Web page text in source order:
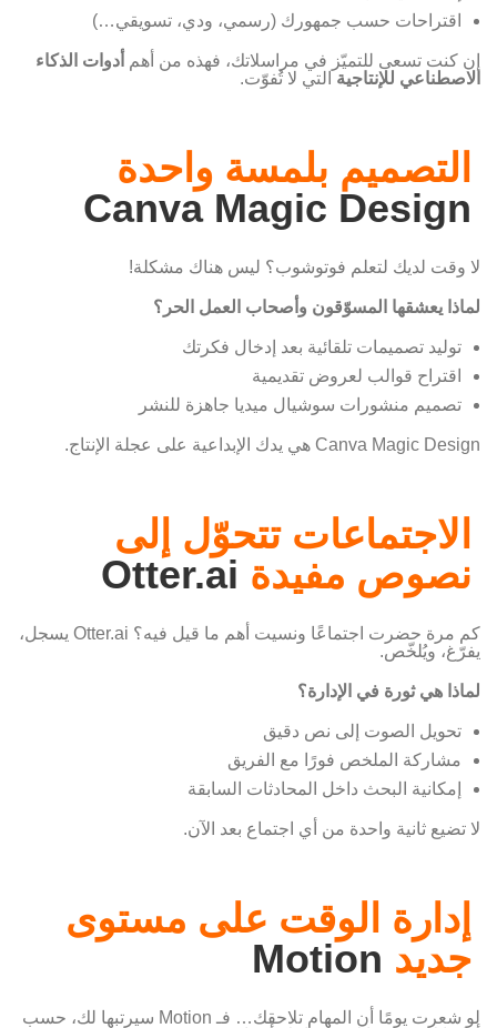
اقتراحات حسب جمهورك (رسمي، ودي، تسويقي…)
إن كنت تسعى للتميّز في مراسلاتك، فهذه من أهم أدوات الذكاء
الاصطناعي للإنتاجية التي لا تُفوّت.
التصميم بلمسة واحدة
Canva Magic Design
لا وقت لديك لتعلم فوتوشوب؟ ليس هناك مشكلة!
لماذا يعشقها المسوّقون وأصحاب العمل الحر؟
توليد تصميمات تلقائية بعد إدخال فكرتك
اقتراح قوالب لعروض تقديمية
تصميم منشورات سوشيال ميديا جاهزة للنشر
Canva Magic Design هي يدك الإبداعية على عجلة الإنتاج.
الاجتماعات تتحوّل إلى
نصوص مفيدة Otter.ai
كم مرة حضرت اجتماعًا ونسيت أهم ما قيل فيه؟ Otter.ai يسجل،
يفرّغ، ويُلخّص.
لماذا هي ثورة في الإدارة؟
تحويل الصوت إلى نص دقيق
مشاركة الملخص فورًا مع الفريق
إمكانية البحث داخل المحادثات السابقة
لا تضيع ثانية واحدة من أي اجتماع بعد الآن.
إدارة الوقت على مستوى
جديد Motion
لو شعرت يومًا أن المهام تلاحقك… فـ Motion سيرتبها لك، حسب